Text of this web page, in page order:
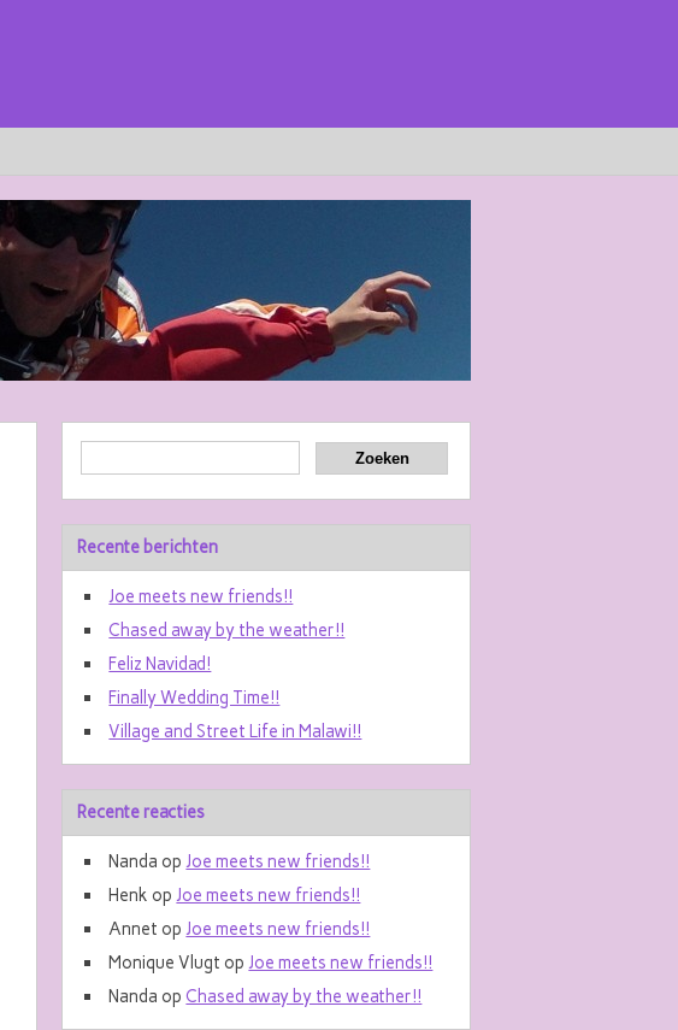
Recente berichten
Joe meets new friends!!
Chased away by the weather!!
Feliz Navidad!
Finally Wedding Time!!
Village and Street Life in Malawi!!
Recente reacties
Nanda opJoe meets new friends!!
Henk opJoe meets new friends!!
Annet opJoe meets new friends!!
Monique Vlugt opJoe meets new friends!!
Nanda opChased away by the weather!!